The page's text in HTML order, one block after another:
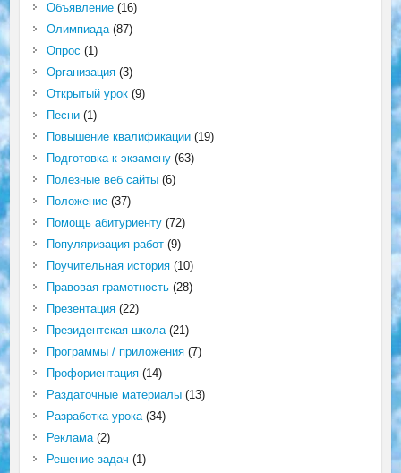
Объявление(16)
Олимпиада(87)
Опрос (1)
Организация(3)
Открытый урок(9)
Песни(1)
Повышение квалификации(19)
Подготовка к экзамену(63)
Полезные веб сайты(6)
Положение(37)
Помощь абитуриенту(72)
Популяризация работ(9)
Поучительная история(10)
Правовая грамотность(28)
Презентация(22)
Президентская школа(21)
Программы / приложения(7)
Профориентация(14)
Раздаточные материалы(13)
Разработка урока(34)
Реклама(2)
Решение задач (1)